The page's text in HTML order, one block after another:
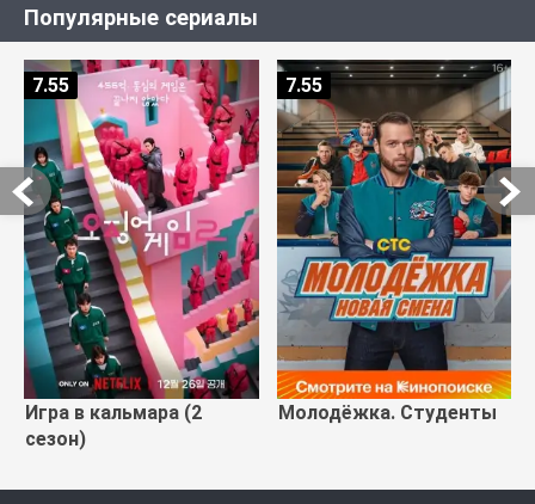
Популярные сериалы
Игра в кальмара (2
сезон)
7.55
Молодёжка. Студенты
7.55